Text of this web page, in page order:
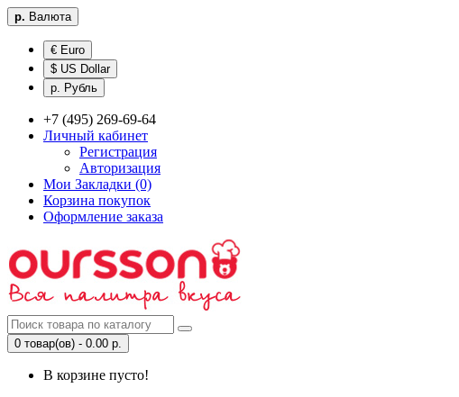
р. Валюта
€ Euro
$ US Dollar
р. Рубль
+7 (495) 269-69-64
Личный кабинет
Регистрация
Авторизация
Мои Закладки (0)
Корзина покупок
Оформление заказа
0 товар(ов) - 0.00 р.
В корзине пусто!